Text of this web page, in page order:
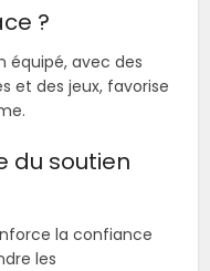
?
équipé, avec des
et des jeux, favorise
du soutien
la confiance
les